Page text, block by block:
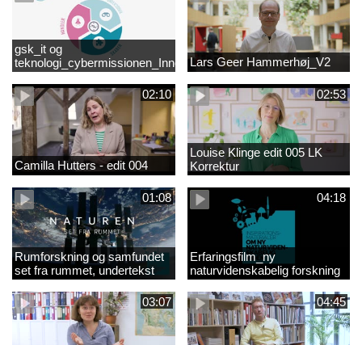
gsk_it og
teknologi_cybermissionen_InnovationscirklenLars Geer Hammerhøj_V2
02:10
Camilla Hutters - edit 004
02:53
Louise Klinge edit 005 LK
Korrektur
01:08
Rumforskning og samfundet
set fra rummet, undertekst
04:18
Erfaringsfilm_ny
naturvidenskabelig forskning
03:07 04:45